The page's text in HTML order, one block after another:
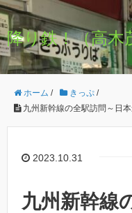
降り鉄！（高木
ホーム / きっぷ /
九州新幹線の全駅訪問～日
2023.10.31
九州新幹線